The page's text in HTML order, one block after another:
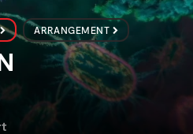
ARRANGEMENT